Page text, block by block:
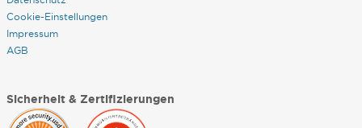
Cookie-Einstellungen
Impressum
AGB
Sicherheit & Zertifizierungen